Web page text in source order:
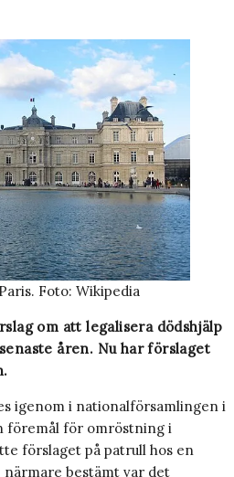
Foto: Wikipedia
om att legalisera dödshjälp
åren. Nu har förslaget
igenom i nationalförsamlingen i
föremål för omröstning i
förslaget på patrull hos en
bestämt var det